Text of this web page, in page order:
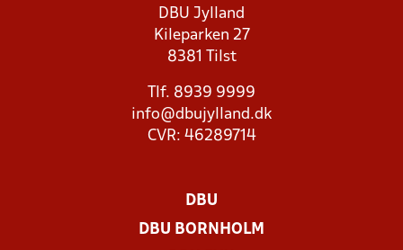
DBU Jylland
Kileparken 27
8381 Tilst
Tlf. 8939 9999
info@dbujylland.dk
CVR: 46289714
DBU
DBU BORNHOLM